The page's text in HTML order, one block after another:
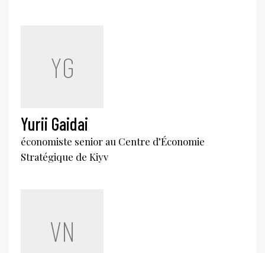
YG
Yurii Gaidai
économiste senior au Centre d’Économie
Stratégique de Kiyv
VN